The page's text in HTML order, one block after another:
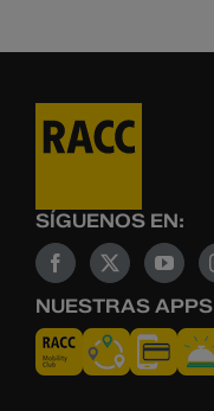
SÍGUENOS EN:
NUESTRAS APPS